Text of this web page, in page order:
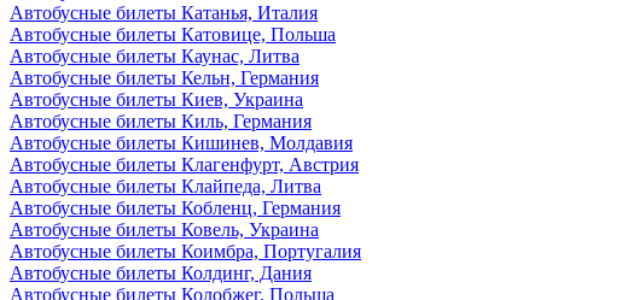
Автобусные билеты Катанья, Италия
Автобусные билеты Катовице, Польша
Автобусные билеты Каунас, Литва
Автобусные билеты Кельн, Германия
Автобусные билеты Киев, Украина
Автобусные билеты Киль, Германия
Автобусные билеты Кишинев, Молдавия
Автобусные билеты Клагенфурт, Австрия
Автобусные билеты Клайпеда, Литва
Автобусные билеты Кобленц, Германия
Автобусные билеты Ковель, Украина
Автобусные билеты Коимбра, Португалия
Автобусные билеты Колдинг, Дания
Автобусные билеты Колобжег, Польша